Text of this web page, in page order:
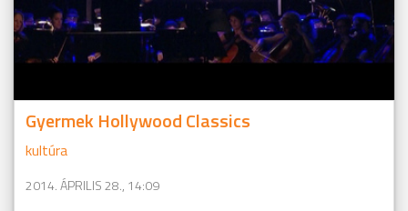
Gyermek Hollywood Classics
kultúra
2014. ÁPRILIS 28., 14:09